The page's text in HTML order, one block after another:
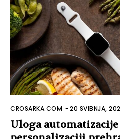
CROSARKA.COM -20 SVIBNJA,
Uloga